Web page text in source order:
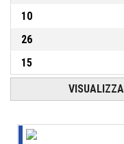
10
26
15